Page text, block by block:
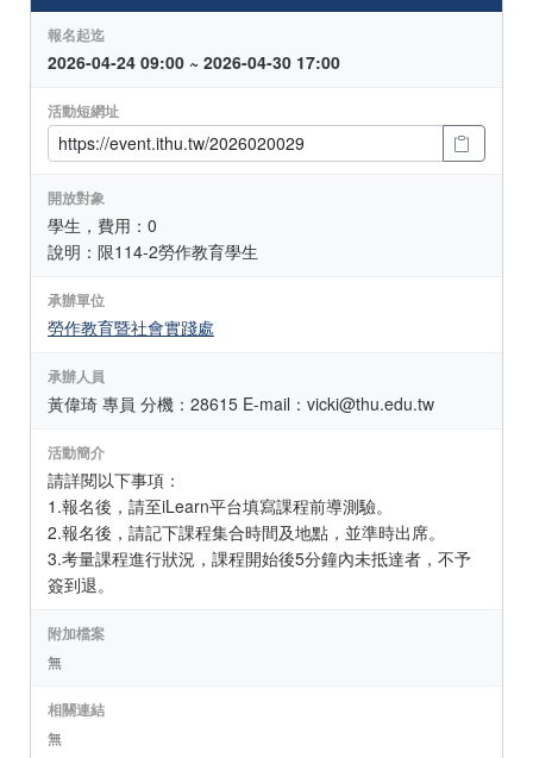
報名起迄
2026-04-24 09:00 ~ 2026-04-30 17:00
活動短網址
開放對象
學生，費用：0
說明：限114-2勞作教育學生
承辦單位
勞作教育暨社會實踐處
承辦人員
黃偉琦 專員 分機：28615 E-mail：vicki@thu.edu.tw
活動簡介
請詳閱以下事項：
1.報名後，請至iLearn平台填寫課程前導測驗。
2.報名後，請記下課程集合時間及地點，並準時出席。
3.考量課程進行狀況，課程開始後5分鐘內未抵達者，不予
簽到退。
附加檔案
無
相關連結
無